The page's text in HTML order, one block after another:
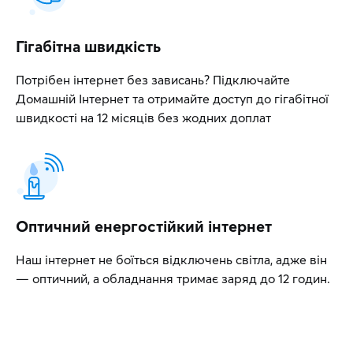
Гігабітна швидкість
Потрібен інтернет без зависань? Підключайте
Домашній Інтернет та отримайте доступ до гігабітної
швидкості на 12 місяців без жодних доплат
Оптичний енергостійкий інтернет
Наш інтернет не боїться відключень світла, адже він
— оптичний, а обладнання тримає заряд до 12 годин.